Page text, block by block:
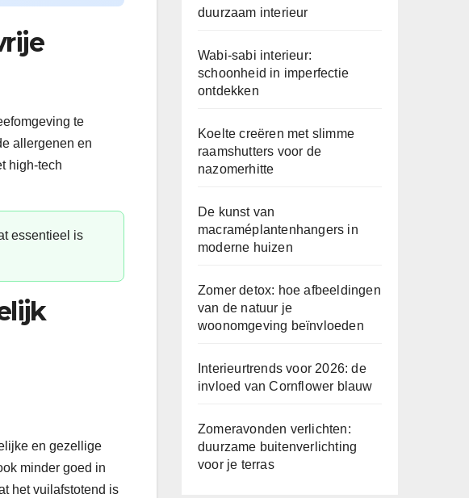
te
allergenen en
high-tech
essentieel is
en gezellige
minder goed in
het vuilafstotend is
duurzaam interieur
Wabi-sabi interieur:
schoonheid in imperfectie
ontdekken
Koelte creëren met slimme
raamshutters voor de
nazomerhitte
De kunst van
macraméplantenhangers in
moderne huizen
Zomer detox: hoe afbeeldingen
van de natuur je
woonomgeving beïnvloeden
Interieurtrends voor 2026: de
invloed van Cornflower blauw
Zomeravonden verlichten:
duurzame buitenverlichting
voor je terras